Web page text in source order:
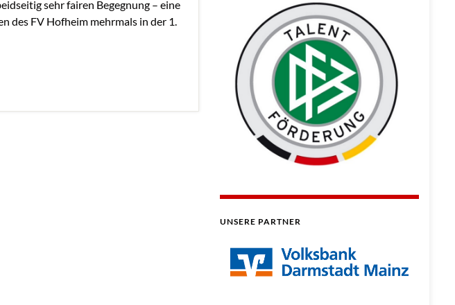
sehr fairen Begegnung – eine
des FV Hofheim mehrmals in der 1.
UNSERE PARTNER